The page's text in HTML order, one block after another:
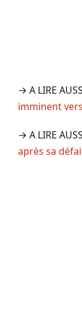
→ A LIRE
imminent
→ A LIRE
après sa